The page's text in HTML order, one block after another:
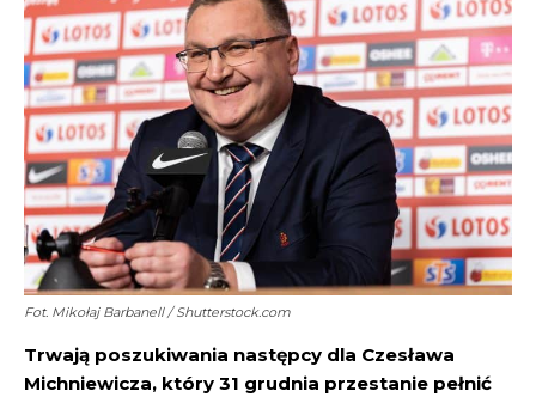
Fot. Mikołaj Barbanell / Shutterstock.com
Trwają poszukiwania następcy dla Czesława
Michniewicza, który 31 grudnia przestanie pełnić